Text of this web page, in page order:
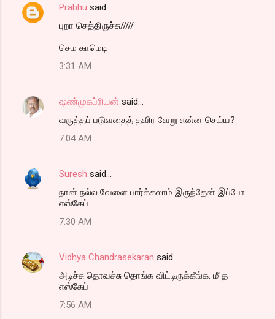
Prabhu said…
புறா செத்திருச்சு/////
செம காமெடி
3:31 AM
ஷண்முகப்ரியன் said…
வருத்தப் படுவதைத் தவிர வேறு என்ன செய்ய?
7:04 AM
Suresh said…
நான் நல்ல வேளை பார்க்கலாம் இருந்தேன் இப்போ
எஸ்கேப்
7:30 AM
Vidhya Chandrasekaran said…
அடிச்சு தொவச்சு தொங்க விட்டிருக்கீங்க. மீ த
எஸ்கேப்
7:56 AM